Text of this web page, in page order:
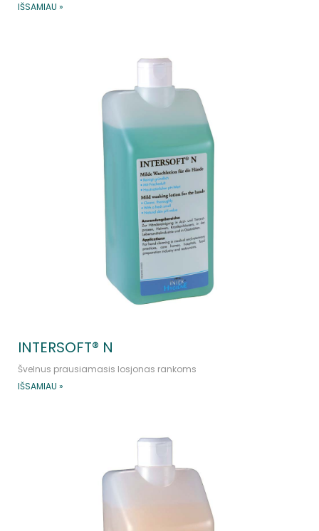
IŠSAMIAU »
INTERSOFT® N
Švelnus prausiamasis losjonas rankoms
IŠSAMIAU »